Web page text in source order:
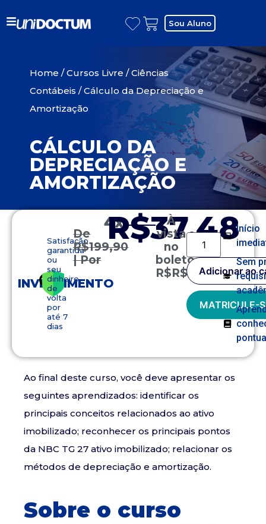
Sou Aluno
Home /Cursos Livre /Ciências
Contábeis / Cálculo da Depreciação e
Amortização
CÁLCULO DA
DEPRECIAÇÃO E
AMORTIZAÇÃO
Ao final deste curso, você deve apresentar os
seguintes aprendizados: identificar os
principais conceitos relacionados ao ativo
imobilizado; reconhecer os principais pontos
da NBC TG 27 ativo imobilizado; relacionar os
métodos de depreciação e amortização.
Sobre o curso
INVESTIMENTO
Satisfação
garantida
ou
seu
dinheiro
de
volta
por
até 7
dias
De
R$199,90
| Por
4x
R$37,48
À
vista
no
boleto
R$R$149,90
Adicionar ao
MATRICULE-
Início
Sem